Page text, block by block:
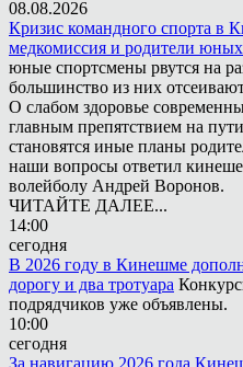
08.08.2026
Кризис командного спорта в
медкомиссия и родители
юные спортсмены рвутся на
большинство из них
О слабом здоровье
главным препятствием на
становятся иные планы
наши вопросы ответил
волейболу Андрей Воронов.
ЧИТАЙТЕ ДАЛЕЕ...
14:00
сегодня
В 2026 году в Кинешме
дорогу и два тротуара
подрядчиков уже объявлены.
10:00
сегодня
За навигацию 2026 года